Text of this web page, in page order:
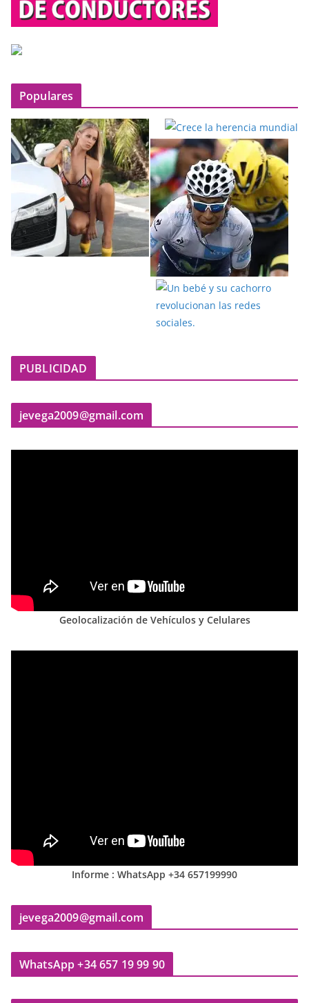
Populares
PUBLICIDAD
jevega2009@gmail.com
Geolocalización de Vehículos y Celulares
Informe : WhatsApp +34 657199990
jevega2009@gmail.com
WhatsApp +34 657 19 99 90